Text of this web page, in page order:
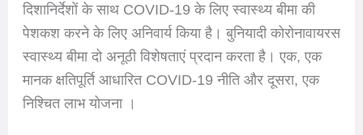
दिशानिर्देशों के साथ COVID-19 के लिए स्वास्थ्य बीमा की
पेशकश करने के लिए अनिवार्य किया है। बुनियादी कोरोनावायरस
स्वास्थ्य बीमा दो अनूठी विशेषताएं प्रदान करता है। एक, एक
मानक क्षतिपूर्ति आधारित COVID-19 नीति और दूसरा, एक
निश्चित लाभ योजना ।